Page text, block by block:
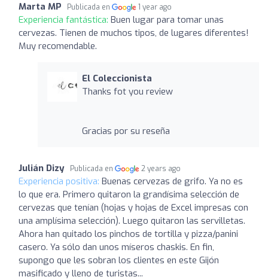
Marta MP Publicada en 1 year ago
Experiencia fantástica: Buen lugar para tomar unas
cervezas. Tienen de muchos tipos, de lugares diferentes!
Muy recomendable.
El Coleccionista
Thanks fot you review
Gracias por su reseña
Julián Dizy Publicada en 2 years ago
Experiencia positiva: Buenas cervezas de grifo. Ya no es
lo que era. Primero quitaron la grandísima selección de
cervezas que tenían (hojas y hojas de Excel impresas con
una amplísima selección). Luego quitaron las servilletas.
Ahora han quitado los pinchos de tortilla y pizza/panini
casero. Ya sólo dan unos míseros chaskis. En fin,
supongo que les sobran los clientes en este Gijón
masificado y lleno de turistas...